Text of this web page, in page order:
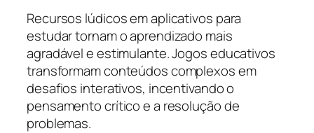
Recursos lúdicos em aplicativos para
estudar tornam o aprendizado mais
agradável e estimulante. Jogos educativos
transformam conteúdos complexos em
desafios interativos, incentivando o
pensamento crítico e a resolução de
problemas.